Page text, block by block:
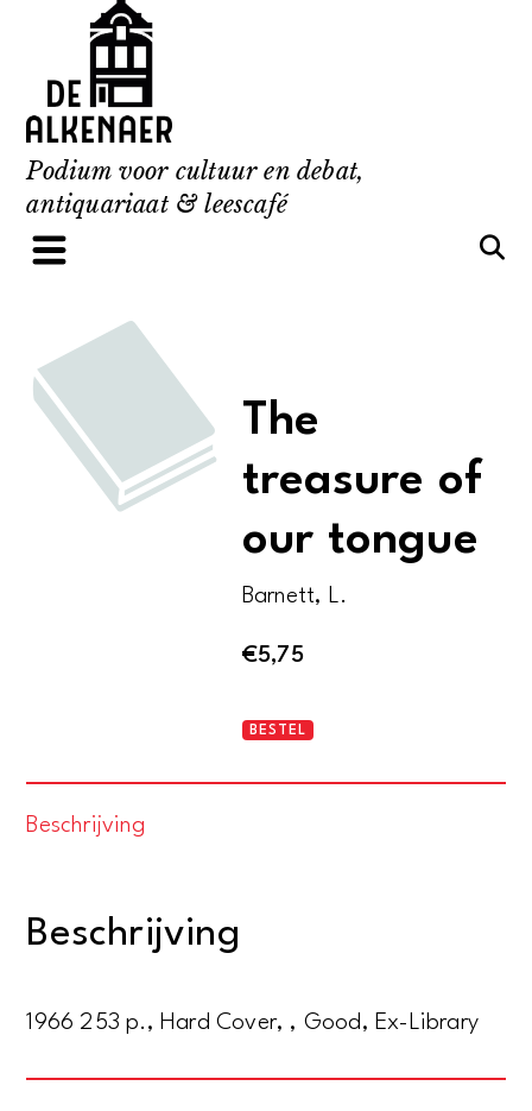
content
Podium voor cultuur en debat,
antiquariaat & leescafé
The
treasure of
our tongue
Barnett, L.
€5,75
The
BESTEL
Beschrijving
Beschrijving
1966 253 p., Hard Cover, , Good, Ex-Library